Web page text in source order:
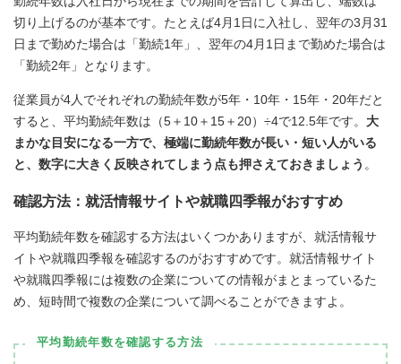
切り上げるのが基本です。たとえば4月1日に入社し、翌年の3月31
日まで勤めた場合は「勤続1年」、翌年の4月1日まで勤めた場合は
「勤続2年」となります。
従業員が4人でそれぞれの勤続年数が5年・10年・15年・20年だと
すると、平均勤続年数は（5＋10＋15＋20）÷4で12.5年です。 大
まかな目安になる一方で、極端に勤続年数が長い・短い人がいる
と、数字に大きく反映されてしまう点も押さえておきましょう 。
確認方法：就活情報サイトや就職四季報がおすすめ
平均勤続年数を確認する方法はいくつかありますが、就活情報サ
イトや就職四季報を確認するのがおすすめです。就活情報サイト
や就職四季報には複数の企業についての情報がまとまっているた
め、短時間で複数の企業について調べることができますよ。
平均勤続年数を確認する方法